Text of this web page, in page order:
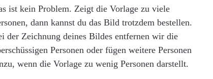
ist kein Problem. Zeigt die Vorlage zu viele
dann kannst du das Bild trotzdem bestellen.
der Zeichnung deines Bildes entfernen wir die
Personen oder fügen weitere Personen
wenn die Vorlage zu wenig Personen darstellt.